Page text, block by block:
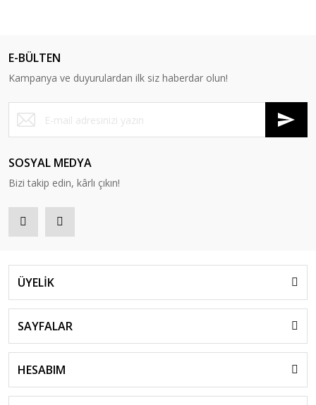
E-BÜLTEN
Kampanya ve duyurulardan ilk siz haberdar olun!
SOSYAL MEDYA
Bizi takip edin, kârlı çıkın!
ÜYELİK
SAYFALAR
HESABIM